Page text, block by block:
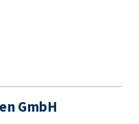
GmbH